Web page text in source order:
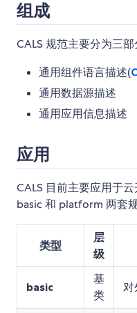
组成
CALS 规范主要分为三部
通用组件语言描述(
通用数据源描述
通用应用信息描述
应用
CALS 目前主要应用于
basic 和 platform 两套
类型
层
级
basic
基
类
对